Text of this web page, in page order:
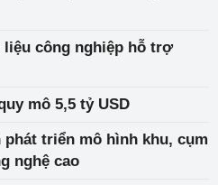
liệu công nghiệp hỗ trợ
mô 5,5 tỷ USD
phát triển mô hình khu, cụm
nghệ cao